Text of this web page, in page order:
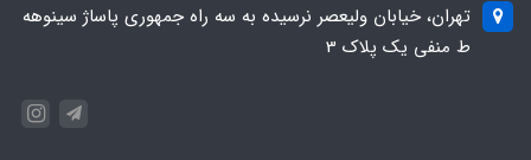
تهران، خیابان ولیعصر نرسیده به سه راه جمهوری پاساژ سینوهه
ط منفی یک پلاک 3